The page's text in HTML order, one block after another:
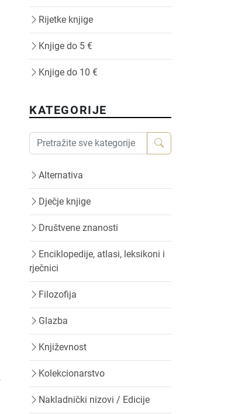
Rijetke knjige
Knjige do 5 €
Knjige do 10 €
KATEGORIJE
Alternativa
Dječje knjige
Društvene znanosti
Enciklopedije, atlasi, leksikoni i
rječnici
Filozofija
Glazba
Književnost
Kolekcionarstvo
Nakladnički nizovi / Edicije